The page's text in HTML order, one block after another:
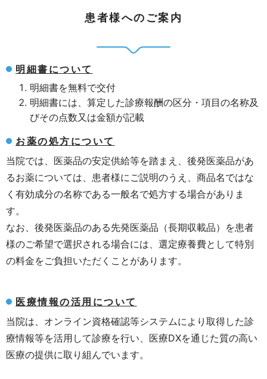
患者様へのご案内
明細書について
明細書を無料で交付
明細書には、算定した診療報酬の区分・項目の名称及
びその点数又は金額が記載
お薬の処方について
当院では、医薬品の安定供給等を踏まえ、後発医薬品があ
るお薬については、患者様にご説明のうえ、商品名ではな
く有効成分の名称である一般名で処方する場合がありま
す。
なお、後発医薬品のある先発医薬品（長期収載品）を患者
様のご希望で選択される場合には、選定療養費として特別
の料金をご負担いただくことがあります。
医療情報の活用について
当院は、オンライン資格確認等システムにより取得した診
療情報等を活用して診療を行い、医療DXを通じた質の高い
医療の提供に取り組んでいます。